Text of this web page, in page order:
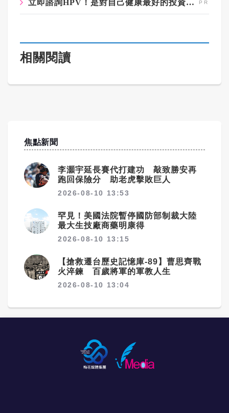
立即諮詢HPV！是對自己健康最好的投資，把握現在不嫌晚！
相關閱讀
焦點新聞
李灝宇延長賽代打建功 敲致勝安再
跑回保險分 助老虎擊敗巨人
2026-08-10 13:53
罕見！美國法院暫停國防部制裁大陸
最大生技廠商藥明康得
2026-08-10 13:15
【搶救遷台歷史記憶庫-89】曹思齊戰
火淬鍊 百歲將軍的軍教人生
2026-08-10 13:04